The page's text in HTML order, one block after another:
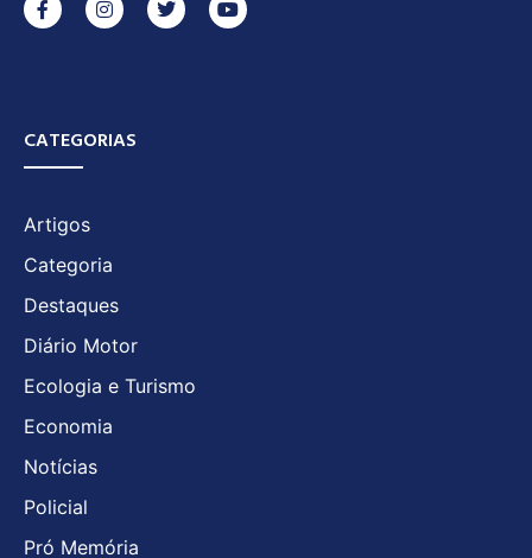
CATEGORIAS
Artigos
Categoria
Destaques
Diário Motor
Ecologia e Turismo
Economia
Notícias
Policial
Pró Memória